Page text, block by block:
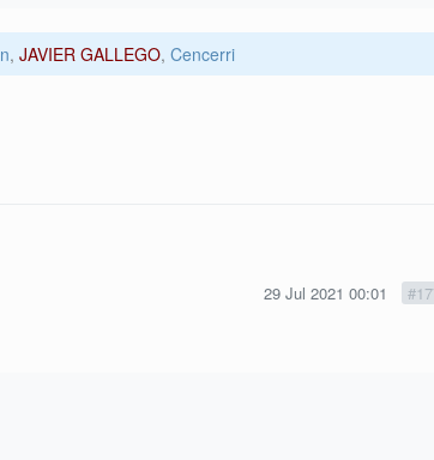
, JAVIER GALLEGO, Cencerri
29 Jul 2021 00:01